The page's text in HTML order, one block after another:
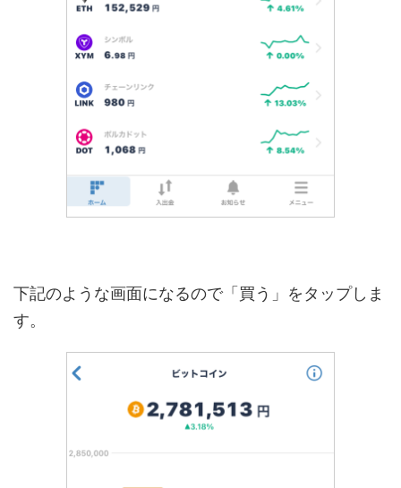
下記のような画面になるので「買う」をタップしま
す。